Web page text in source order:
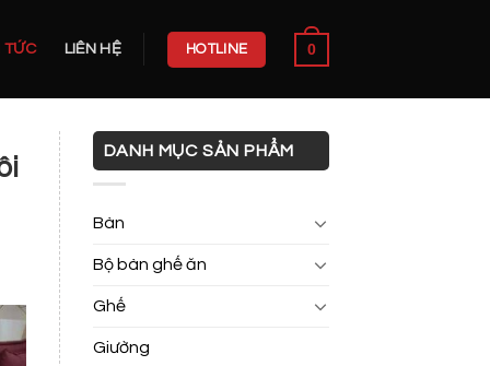
TỨC LIÊN HỆ HOTLINE 0
DANH MỤC SẢN PHẨM
Bàn
Bộ bàn ghế ăn
Ghế
Giường